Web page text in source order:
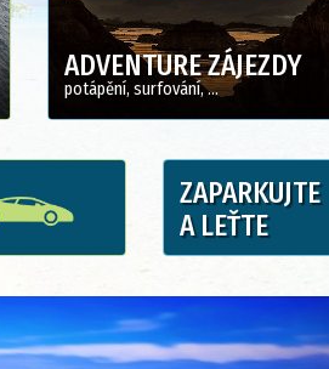
ADVENTURE ZÁJEZDY
potápění, surfování, ...
ZAPARKUJTE
A LEŤTE